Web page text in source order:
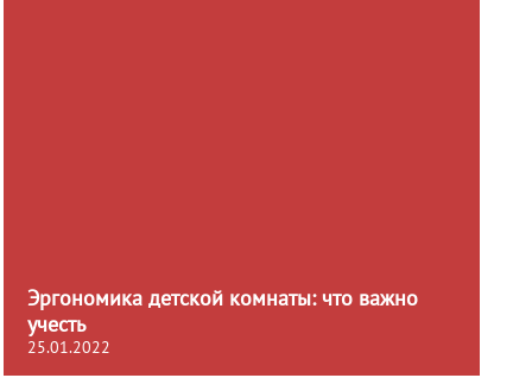
Эргономика детской комнаты: что важно
учесть
25.01.2022